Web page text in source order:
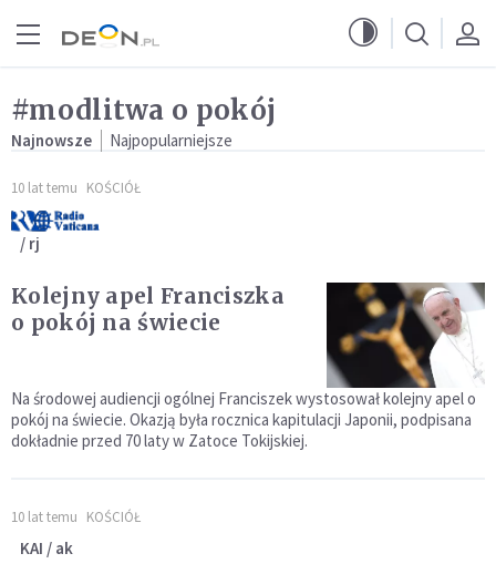
#modlitwa o pokój
Najnowsze Najpopularniejsze
10 lat temu KOŚCIÓŁ
/ rj
Kolejny apel Franciszka
o pokój na świecie
Na środowej audiencji ogólnej Franciszek wystosował kolejny apel o
pokój na świecie. Okazją była rocznica kapitulacji Japonii, podpisana
dokładnie przed 70 laty w Zatoce Tokijskiej.
10 lat temu KOŚCIÓŁ
KAI / ak